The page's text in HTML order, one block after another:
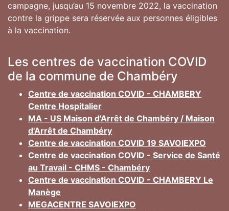
campagne, jusqu’au 15 novembre 2022, la vaccination
contre la grippe sera réservée aux personnes éligibles
à la vaccination.
Les centres de vaccination COVID
de la commune de Chambéry
Centre de vaccination COVID - CHAMBERY
Centre Hospitalier
MA - US Maison d'Arrêt de Chambéry / Maison
d'Arrêt de Chambéry
Centre de vaccination COVID 19 SAVOIEXPO
Centre de vaccination COVID - Service de Santé
au Travail - CHMS - Chambéry
Centre de vaccination COVID - CHAMBERY Le
Manège
MEGACENTRE SAVOIEXPO